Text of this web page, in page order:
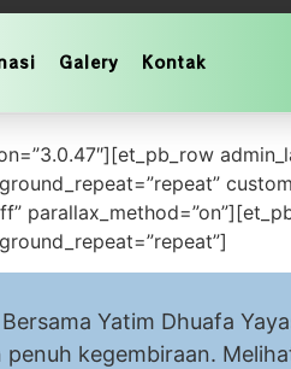
Galery Kontak
Dhuafa
Yatim Dhuafa
kegembiraan.